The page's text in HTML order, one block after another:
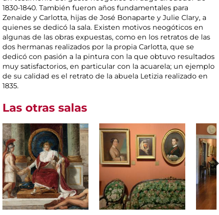
1830-1840. También fueron años fundamentales para
Zenaide y Carlotta, hijas de José Bonaparte y Julie Clary, a
quienes se dedicó la sala. Existen motivos neogóticos en
algunas de las obras expuestas, como en los retratos de las
dos hermanas realizados por la propia Carlotta, que se
dedicó con pasión a la pintura con la que obtuvo resultados
muy satisfactorios, en particular con la acuarela; un ejemplo
de su calidad es el retrato de la abuela Letizia realizado en
1835.
Las otras salas